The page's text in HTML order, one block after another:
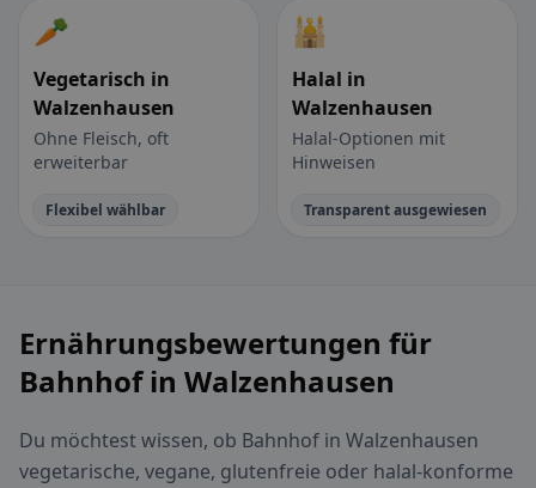
🥕
Vegetarisch in
Walzenhausen
Ohne Fleisch, oft
erweiterbar
Flexibel wählbar
🕌
Halal in
Walzenhausen
Halal-Optionen mit
Hinweisen
Transparent ausgewiesen
Ernährungsbewertungen für
Bahnhof in Walzenhausen
Du möchtest wissen, ob Bahnhof in Walzenhausen
vegetarische, vegane, glutenfreie oder halal-konforme